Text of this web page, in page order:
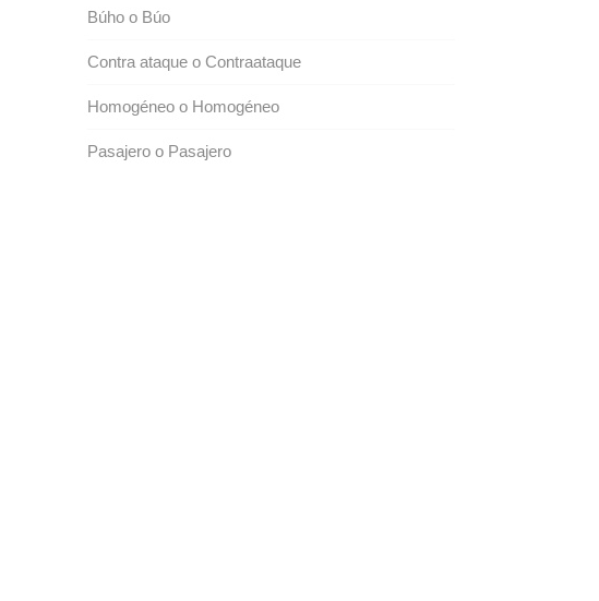
Búho o Búo
Contra ataque o Contraataque
Homogéneo o Homogéneo
Pasajero o Pasajero